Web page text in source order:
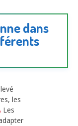
dans
les
Les